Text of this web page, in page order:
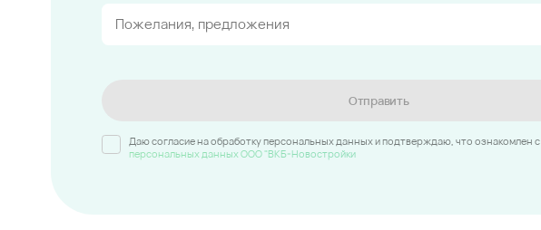
Отправить
Даю согласие на обработку персональных данных и подтверждаю, что ознакомлен c
персональных данных ООО "ВКБ-Новостройки